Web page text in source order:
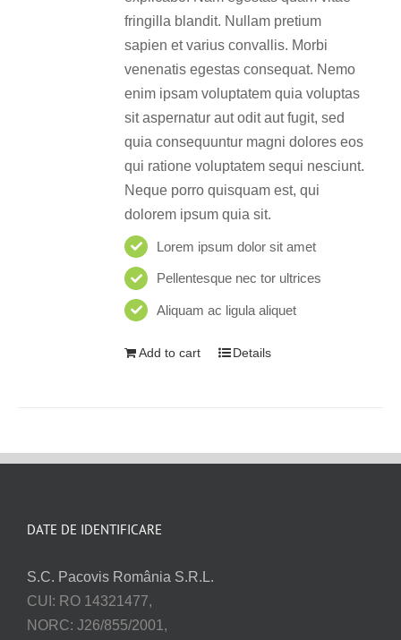
fringilla blandit. Nullam pretium
sapien et varius convallis. Morbi
venenatis egestas consequat. Nemo
enim ipsam voluptatem quia voluptas
sit aspernatur aut odit aut fugit, sed
quia consequuntur magni dolores eos
qui ratione voluptatem sequi nesciunt.
Neque porro quisquam est, qui
dolorem ipsum quia sit.
Lorem ipsum dolor sit amet
Pellentesque nec tor ultrices
Aliquam ac ligula aliquet
Add to cart Details
DATE DE IDENTIFICARE
S.C. Pacovis România S.R.L.
CUI: RO 14321477,
NORC: J26/855/2001,